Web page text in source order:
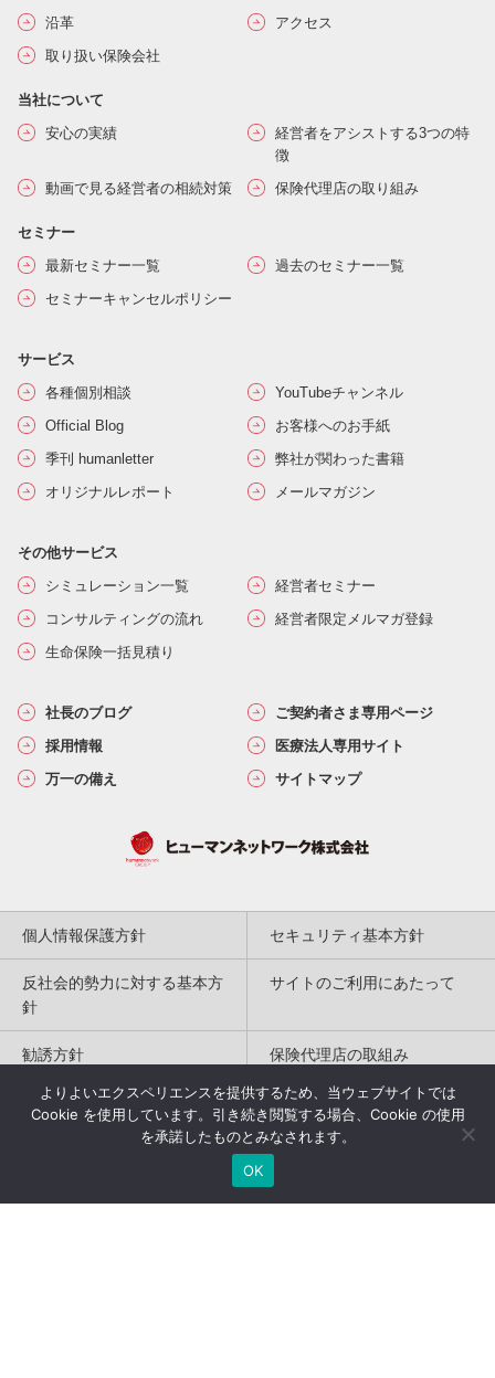
沿革
アクセス
取り扱い保険会社
当社について
安心の実績
経営者をアシストする3つの特
徴
動画で見る経営者の相続対策
保険代理店の取り組み
セミナー
最新セミナー一覧
過去のセミナー一覧
セミナーキャンセルポリシー
サービス
各種個別相談
YouTubeチャンネル
Official Blog
お客様へのお手紙
季刊 humanletter
弊社が関わった書籍
オリジナルレポート
メールマガジン
その他サービス
シミュレーション一覧
経営者セミナー
コンサルティングの流れ
経営者限定メルマガ登録
生命保険一括見積り
社長のブログ
ご契約者さま専用ページ
採用情報
医療法人専用サイト
万一の備え
サイトマップ
個人情報保護方針 セキュリティ基本方針
反社会的勢力に対する基本方
針
サイトのご利用にあたって
勧誘方針 保険代理店の取組み
特定商取引法に基づく表記
Copyright(c) 2004-2026
Humannetwork Inc. All rights reserved.
よりよいエクスペリエンスを提供するため、当ウェブサイトでは
Cookie を使用しています。引き続き閲覧する場合、Cookie の使用
を承諾したものとみなされます。
OK